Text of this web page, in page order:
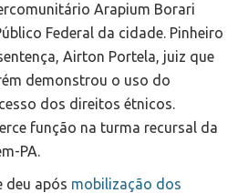
Arapium Borari
Federal da cidade. Pinheiro
Airton Portela, juiz que
demonstrou o uso do
dos direitos étnicos.
função na turma recursal da
PA.
deu após mobilização dos